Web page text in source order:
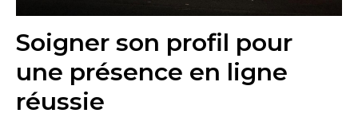
Soigner son profil pour
une présence en ligne
réussie